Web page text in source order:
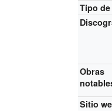
Tipo
Obras
Sitio